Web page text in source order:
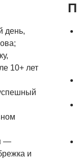
день,
10+ лет
—
и